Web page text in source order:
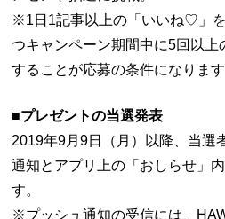
※1日1記事以上の「いいね♡」
つキャンペーン期間中に5回以
することが応募の条件になります
■プレゼントの当選発表
2019年9月9日（月）以降、当選
通知とアプリ上の「おしらせ」
す。
※プッシュ通知の受信には、